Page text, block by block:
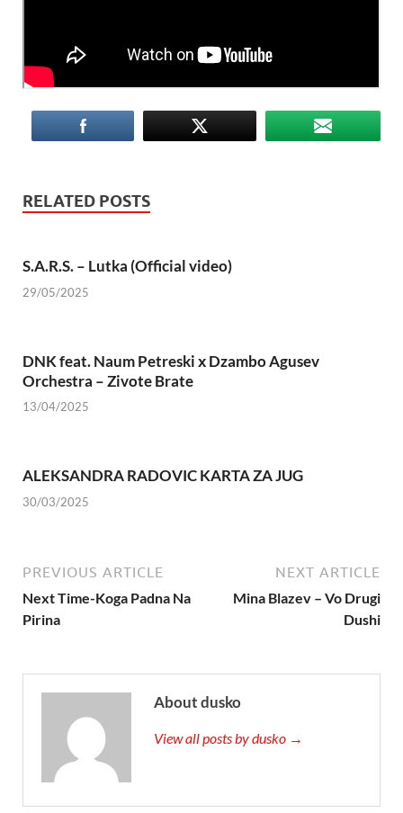
RELATED POSTS
S.A.R.S. – Lutka (Official video)
29/05/2025
DNK feat. Naum Petreski х Dzambo Agusev
Orchestra – Zivote Brate
13/04/2025
ALEKSANDRA RADOVIC KARTA ZA JUG
30/03/2025
PREVIOUS ARTICLE
Next Time-Koga Padna Na
Pirina
NEXT ARTICLE
Mina Blazev – Vo Drugi
Dushi
About dusko
View all posts by dusko →